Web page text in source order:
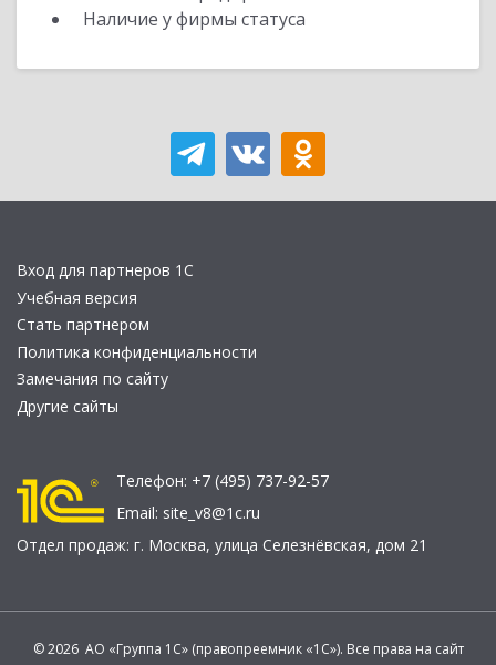
Наличие у фирмы статуса
Вход для партнеров 1С
Учебная версия
Стать партнером
Политика конфиденциальности
Замечания по сайту
Другие сайты
Телефон: +7 (495) 737-92-57
Email: site_v8@1c.ru
Отдел продаж: г. Москва, улица Селезнёвская, дом 21
© 2026 АО «Группа 1С» (правопреемник «1С»). Все права на сайт